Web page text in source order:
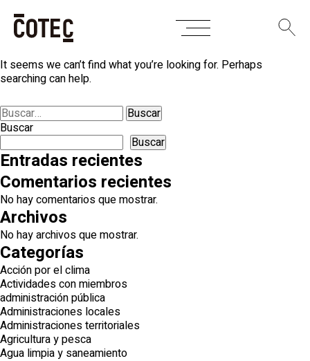
SkipNothing Found
It seems we can’t find what you’re looking for. Perhaps
searching can help.
Buscar:
Buscar
Buscar
Entradas recientes
Comentarios recientes
No hay comentarios que mostrar.
Archivos
No hay archivos que mostrar.
Categorías
Acción por el clima
Actividades con miembros
administración pública
Administraciones locales
Administraciones territoriales
Agricultura y pesca
Agua limpia y saneamiento